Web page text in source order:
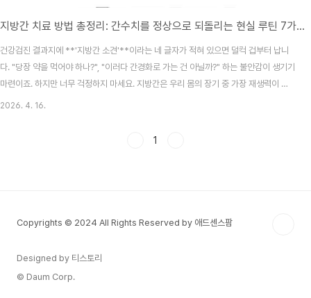
지방간 치료 방법 총정리: 간수치를 정상으로 되돌리는 현실 루틴 7가지
건강검진 결과지에 **'지방간 소견'**이라는 네 글자가 적혀 있으면 덜컥 겁부터 납니
다. "당장 약을 먹어야 하나?", "이러다 간경화로 가는 건 아닐까?" 하는 불안감이 생기기
마련이죠. 하지만 너무 걱정하지 마세요. 지방간은 우리 몸의 장기 중 가장 재생력이 뛰
어난 간이 보내는 '마지막 경고'이자, 올바른 노력만 있다면 100% 되돌릴 수 있는 질환
2026. 4. 16.
1
Copyrights © 2024 All Rights Reserved by 애드센스팜
Designed by 티스토리
© Daum Corp.